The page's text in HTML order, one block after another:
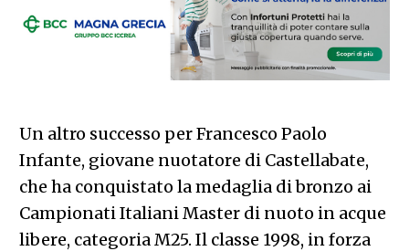
Un altro successo per Francesco Paolo
Infante, giovane nuotatore di Castellabate,
che ha conquistato la medaglia di bronzo ai
Campionati Italiani Master di nuoto in acque
libere, categoria M25. Il classe 1998, in forza